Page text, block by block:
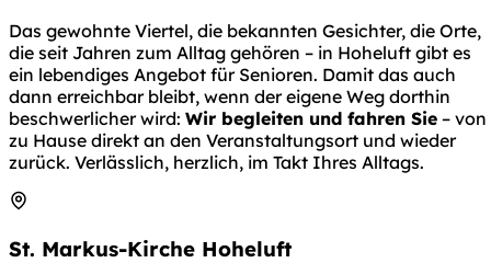
Das gewohnte Viertel, die bekannten Gesichter, die Orte,
die seit Jahren zum Alltag gehören – in Hoheluft gibt es
ein lebendiges Angebot für Senioren. Damit das auch
dann erreichbar bleibt, wenn der eigene Weg dorthin
beschwerlicher wird: Wir begleiten und fahren Sie – von
zu Hause direkt an den Veranstaltungsort und wieder
zurück. Verlässlich, herzlich, im Takt Ihres Alltags.
St. Markus-Kirche Hoheluft